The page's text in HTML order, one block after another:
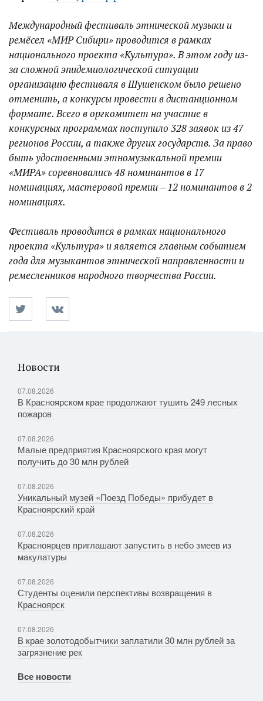
Международный фестиваль этнической музыки и
ремёсел «МИР Сибири» проводится в рамках
национального проекта «Культура». В этом году из-
за сложной эпидемиологической ситуации
организацию фестиваля в Шушенском было решено
отменить, а конкурсы провести в дистанционном
формате. Всего в оргкомитет на участие в
конкурсных программах поступило 328 заявок из 47
регионов России, а также других государств. За право
быть удостоенными этномузыкальной премии
«МИРА» соревновались 48 номинантов в 17
номинациях, мастеровой премии – 12 номинантов в 2
номинациях.
Фестиваль проводится в рамках национального
проекта «Культура» и является главным событием
года для музыкантов этнической направленности и
ремесленников народного творчества России.
Новости
07.08.2026
В Красноярском крае продолжают тушить 249 лесных
пожаров
07.08.2026
Малые предприятия Красноярского края могут
получить до 30 млн рублей
07.08.2026
Уникальный музей «Поезд Победы» прибудет в
Красноярский край
07.08.2026
Красноярцев приглашают запустить в небо змеев из
макулатуры
07.08.2026
Студенты оценили перспективы возвращения в
Красноярск
07.08.2026
В крае золотодобытчики заплатили 30 млн рублей за
загрязнение рек
Все новости